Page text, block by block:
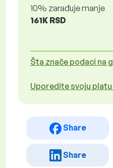
10% zarađuje manje
161K RSD
Šta znače podaci na
Uporedite svoju
Share
Share